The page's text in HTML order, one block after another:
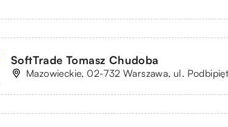
SoftTrade Tomasz Chudoba
Mazowieckie, 02-732 Warszawa, ul.